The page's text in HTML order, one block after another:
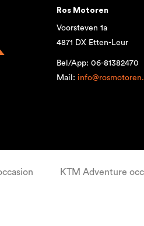
Ros Motoren
Voorsteven 1a
4871 DX Etten-Leur
Bel/App: 06-81382470
Mail:
KTM Adventure